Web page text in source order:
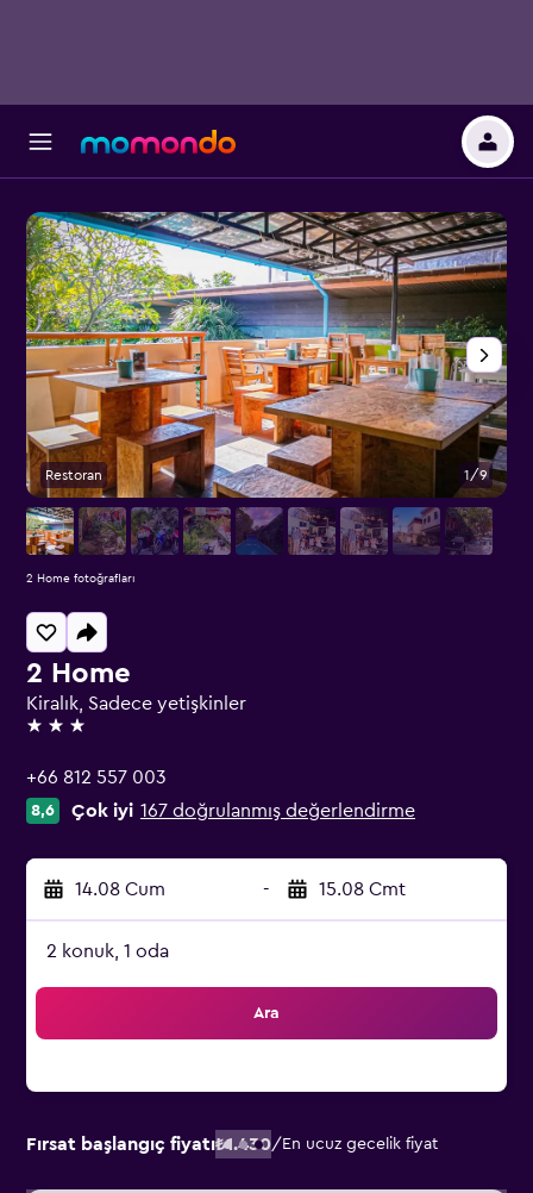
2 Home
Kiralık, Sadece yetişkinler
3 yıldız
+66 812 557 003
8,6 Çok iyi 167 doğrulanmış değerlendirme
14.08 Cum - 15.08 Cmt
2 konuk, 1 oda
Ara
Fırsat başlangıç fiyatı₺1.430/ En ucuz gecelik fiyat
Restoran 1/9
2 Home fotoğrafları